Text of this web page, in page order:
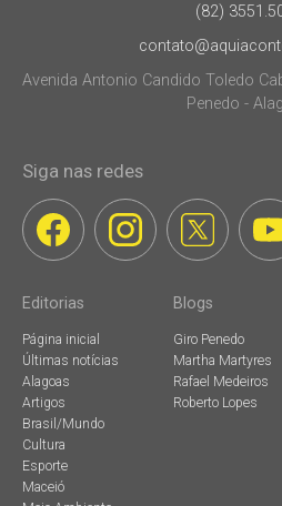
(82)
Avenida Antonio Candido Toledo
Penedo -
Siga nas redes
Editorias
Página inicial
Últimas notícias
Alagoas
Artigos
Brasil/Mundo
Cultura
Esporte
Maceió
Blogs
Giro Penedo
Martha Martyres
Rafael Medeiros
Roberto Lopes